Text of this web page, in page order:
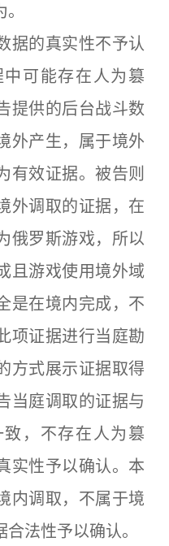
的真实性不予认
可能存在人为篡
提供的后台战斗数
外产生，属于境外
有效证据。被告则
外调取的证据，在
俄罗斯游戏，所以
且游戏使用境外域
是在境内完成，不
项证据进行当庭勘
方式展示证据取得
当庭调取的证据与
，不存在人为篡
实性予以确认。本
内调取，不属于境
法性予以确认。